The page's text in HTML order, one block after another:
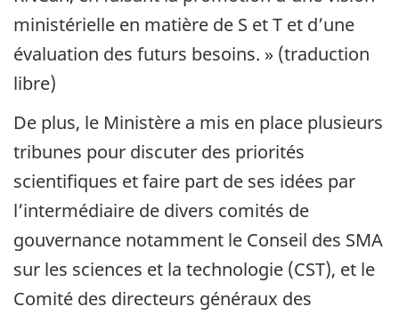
ministérielle en matière de S et T et d’une
évaluation des futurs besoins. » (traduction
libre)
De plus, le Ministère a mis en place plusieurs
tribunes pour discuter des priorités
scientifiques et faire part de ses idées par
l’intermédiaire de divers comités de
gouvernance notamment le Conseil des SMA
sur les sciences et la technologie (CST), et le
Comité des directeurs généraux des